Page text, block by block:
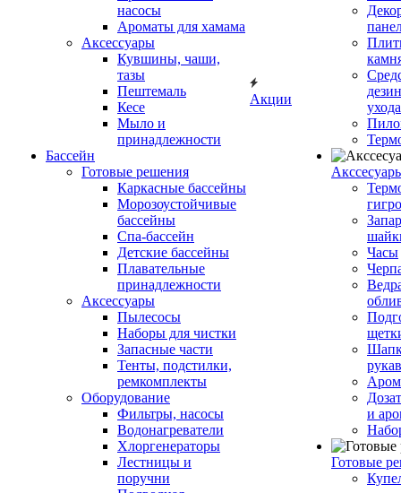
насосы
Ароматы для хамама
Аксессуары
Кувшины, чаши,
тазы
Пештемаль
Кесе
Мыло и
принадлежности
Бассейн
Готовые решения
Каркасные бассейны
Морозоустойчивые
бассейны
Спа-бассейн
Детские бассейны
Плавательные
принадлежности
Аксессуары
Пылесосы
Наборы для чистки
Запасные части
Тенты, подстилки,
ремкомплекты
Оборудование
Фильтры, насосы
Водонагреватели
Хлоргенераторы
Лестницы и
поручни
Акции
ухода
Часы
и
Готовые